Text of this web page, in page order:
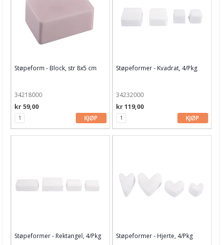
Støpeform - Block, str 8x5 cm
34218000
kr 59,00
KJØP
Støpeformer - Kvadrat, 4/Pkg
34232000
kr 119,00
KJØP
Støpeformer - Rektangel, 4/Pkg Støpeformer - Hjerte, 4/Pkg